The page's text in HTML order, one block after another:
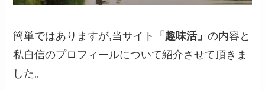
簡単ではありますが,当サイト 「趣味活」の内容と
私自信のプロフィールについて紹介させて頂きま
した。